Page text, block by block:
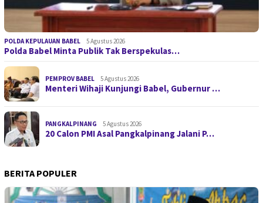
POLDA KEPULAUAN BABEL 5 Agustus 2026
Polda Babel Minta Publik Tak Berspekulas…
PEMPROV BABEL 5 Agustus 2026
Menteri Wihaji Kunjungi Babel, Gubernur …
PANGKALPINANG 5 Agustus 2026
20 Calon PMI Asal Pangkalpinang Jalani P…
BERITA POPULER